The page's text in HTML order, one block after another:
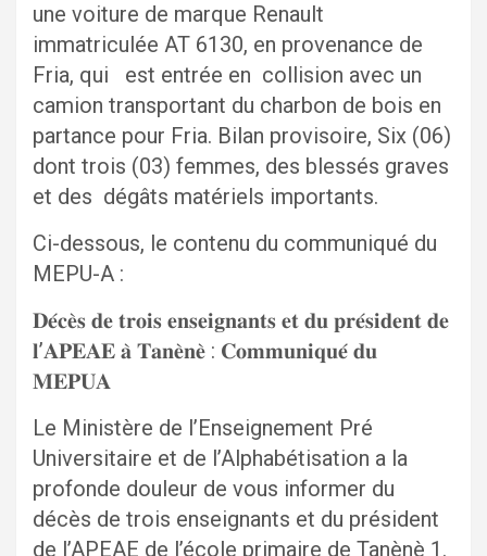
une voiture de marque Renault
immatriculée AT 6130, en provenance de
Fria, qui est entrée en collision avec un
camion transportant du charbon de bois en
partance pour Fria. Bilan provisoire, Six (06)
dont trois (03) femmes, des blessés graves
et des dégâts matériels importants.
Ci-dessous, le contenu du communiqué du
MEPU-A :
𝐃𝐞́𝐜𝐞̀𝐬 𝐝𝐞 𝐭𝐫𝐨𝐢𝐬 𝐞𝐧𝐬𝐞𝐢𝐠𝐧𝐚𝐧𝐭𝐬 𝐞𝐭 𝐝𝐮 𝐩𝐫𝐞́𝐬𝐢𝐝𝐞𝐧𝐭 𝐝𝐞
𝐥’𝐀𝐏𝐄𝐀𝐄 𝐚̀ 𝐓𝐚𝐧𝐞̀𝐧𝐞̀ : 𝐂𝐨𝐦𝐦𝐮𝐧𝐢𝐪𝐮𝐞́ 𝐝𝐮
𝐌𝐄𝐏𝐔𝐀
Le Ministère de l’Enseignement Pré
Universitaire et de l’Alphabétisation a la
profonde douleur de vous informer du
décès de trois enseignants et du président
de l’APEAE de l’école primaire de Tanènè 1.